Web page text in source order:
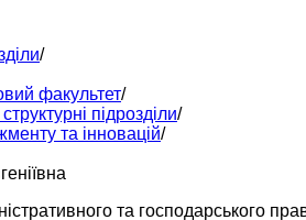
/
факультет/
підрозділи/
та інновацій/